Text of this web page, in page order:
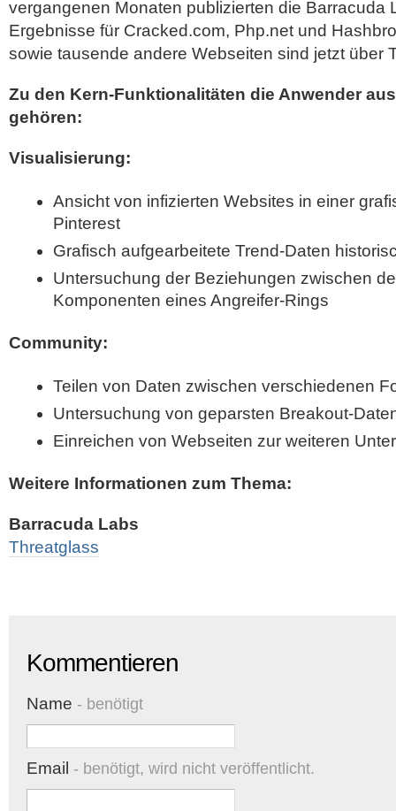
vergangenen Monaten publizierten die Barracuda
Ergebnisse für Cracked.com, Php.net und
sowie tausende andere Webseiten sind jetzt über
Zu den Kern-Funktionalitäten die Anwender
gehören:
Visualisierung:
Ansicht von infizierten Websites in einer
Pinterest
Grafisch aufgearbeitete Trend-Daten
Untersuchung der Beziehungen zwischen
Komponenten eines Angreifer-Rings
Community:
Teilen von Daten zwischen verschiedenen
Untersuchung von geparsten Breakout-
Einreichen von Webseiten zur weiteren
Weitere Informationen zum Thema:
Barracuda Labs
Threatglass
Kommentieren
Name - benötigt
Email - benötigt, wird nicht veröffentlicht.